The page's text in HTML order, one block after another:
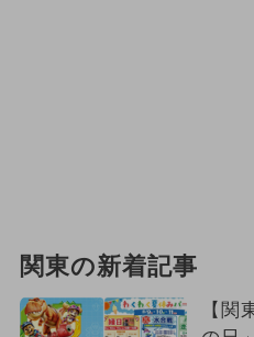
関東の新着記事
【関